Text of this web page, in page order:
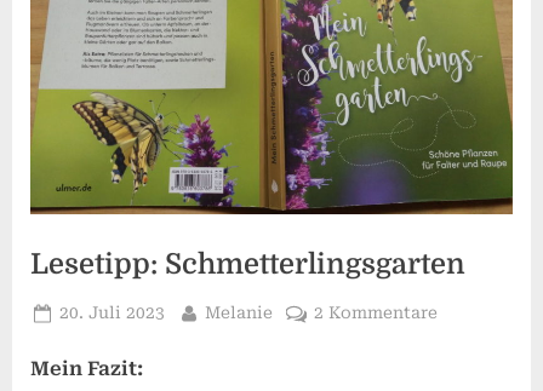
Lesetipp: Schmetterlingsgarten
Posted
20. Juli 2023 By
Melanie 2 Kommentarezu
Mein Fazit: